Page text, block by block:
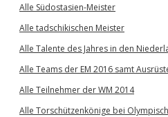
Alle Südostasien-Meister
Alle tadschikischen Meister
Alle Talente des Jahres in den
Alle Teams der EM 2016 samt
Alle Teilnehmer der WM 2014
Alle Torschützenkönige bei